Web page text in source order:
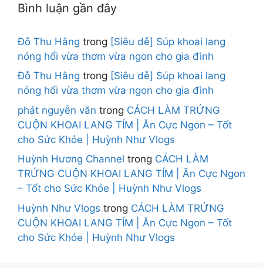
Bình luận gần đây
Đỗ Thu Hằng trong [Siêu dễ] Súp khoai lang
nóng hổi vừa thơm vừa ngon cho gia đình
Đỗ Thu Hằng trong [Siêu dễ] Súp khoai lang
nóng hổi vừa thơm vừa ngon cho gia đình
phát nguyễn văn trong CÁCH LÀM TRỨNG
CUỘN KHOAI LANG TÍM | Ăn Cực Ngon – Tốt
cho Sức Khỏe | Huỳnh Như Vlogs
Huỳnh Hương Channel trong CÁCH LÀM
TRỨNG CUỘN KHOAI LANG TÍM | Ăn Cực Ngon
– Tốt cho Sức Khỏe | Huỳnh Như Vlogs
Huỳnh Như Vlogs trong CÁCH LÀM TRỨNG
CUỘN KHOAI LANG TÍM | Ăn Cực Ngon – Tốt
cho Sức Khỏe | Huỳnh Như Vlogs